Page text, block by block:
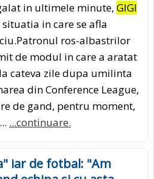
in ultimele minute, GIGI
in care se afla
ros-albastrilor
de modul in care a aratat
cateva zile dupa umilinta
din Conference League,
de gand, pentru moment,
...continuare.
iar de fotbal: "Am